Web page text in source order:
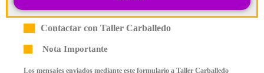
Contactar con Taller Carballedo
Nota Importante
Los mensajes enviados mediante este formulario a Taller Carballedo